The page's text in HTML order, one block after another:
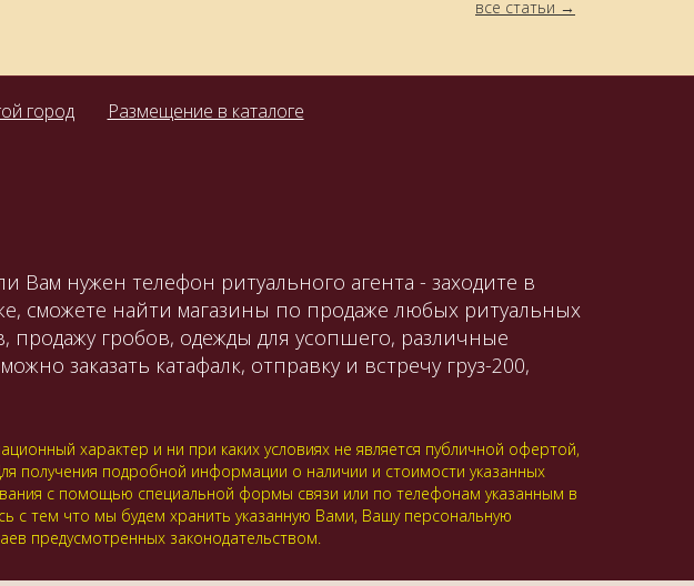
все статьи
город Размещение в каталоге
Вам нужен телефон ритуального агента - заходите в
сможете найти магазины по продаже любых ритуальных
продажу гробов, одежды для усопшего, различные
заказать катафалк, отправку и встречу груз-200,
характер и ни при каких условиях не является публичной офертой,
получения подробной информации о наличии и стоимости указанных
с помощью специальной формы связи или по телефонам указанным в
с тем что мы будем хранить указанную Вами, Вашу персональную
предусмотренных законодательством.